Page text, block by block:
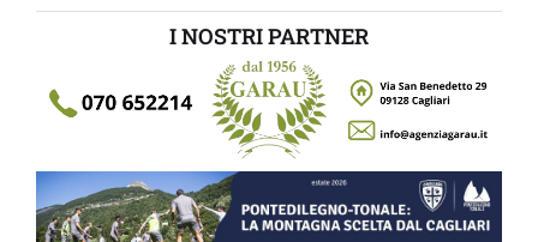
I NOSTRI PARTNER